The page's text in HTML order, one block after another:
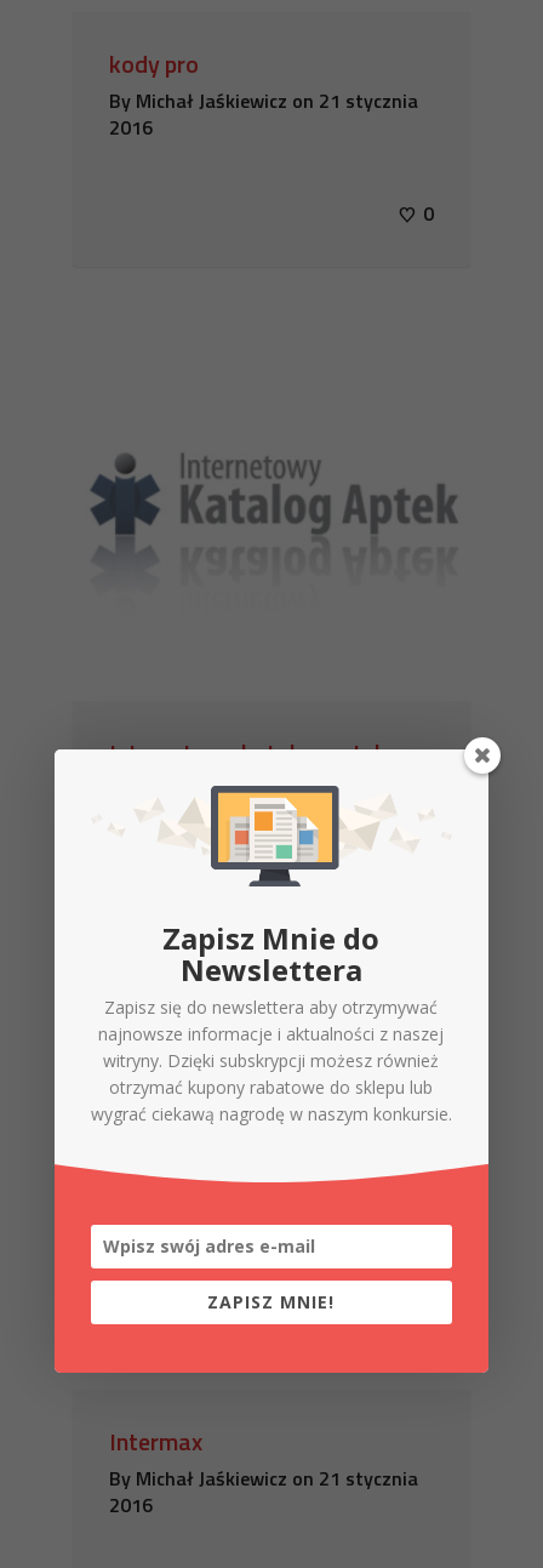
kody pro
By Michał Jaśkiewicz on 21 stycznia
2016
0
Internetowy katalog aptek
Michał Jaśkiewiczon21 stycznia
2016
Intermax
By Michał Jaśkiewicz on 21 stycznia
2016
Zapisz Mnie do
Newslettera
Zapisz się do newslettera aby otrzymywać
najnowsze informacje i aktualności z naszej
witryny. Dzięki subskrypcji możesz również
otrzymać kupony rabatowe do sklepu lub
wygrać ciekawą nagrodę w naszym konkursie.
ZAPISZ MNIE!